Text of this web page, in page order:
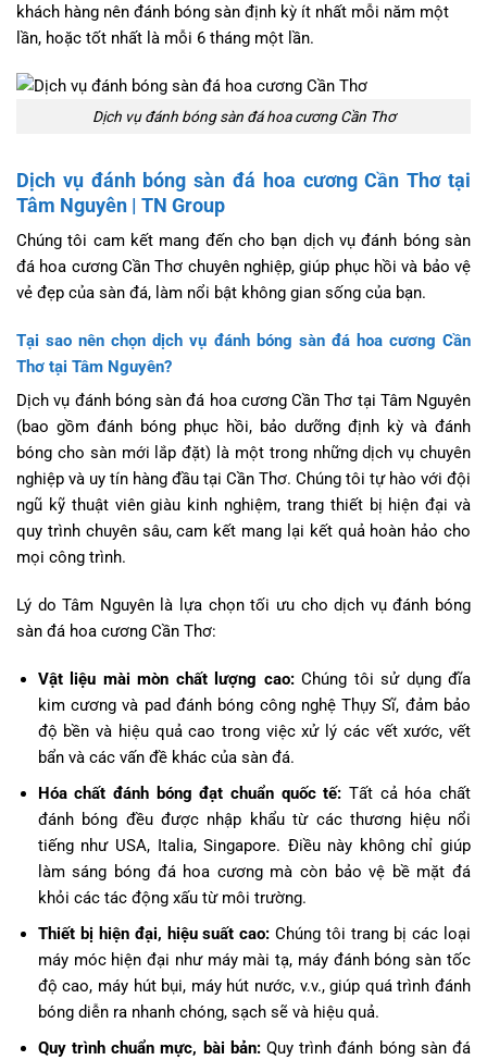
khách hàng nên đánh bóng sàn định kỳ ít nhất mỗi năm một
lần, hoặc tốt nhất là mỗi 6 tháng một lần.
Dịch vụ đánh bóng sàn đá hoa cương Cần Thơ
Dịch vụ đánh bóng sàn đá hoa cương Cần Thơ tại
Tâm Nguyên | TN Group
Chúng tôi cam kết mang đến cho bạn dịch vụ đánh bóng sàn
đá hoa cương Cần Thơ chuyên nghiệp, giúp phục hồi và bảo vệ
vẻ đẹp của sàn đá, làm nổi bật không gian sống của bạn.
Tại sao nên chọn dịch vụ đánh bóng sàn đá hoa cương Cần
Thơ tại Tâm Nguyên?
Dịch vụ đánh bóng sàn đá hoa cương Cần Thơ tại Tâm Nguyên
(bao gồm đánh bóng phục hồi, bảo dưỡng định kỳ và đánh
bóng cho sàn mới lắp đặt) là một trong những dịch vụ chuyên
nghiệp và uy tín hàng đầu tại Cần Thơ. Chúng tôi tự hào với đội
ngũ kỹ thuật viên giàu kinh nghiệm, trang thiết bị hiện đại và
quy trình chuyên sâu, cam kết mang lại kết quả hoàn hảo cho
mọi công trình.
Lý do Tâm Nguyên là lựa chọn tối ưu cho dịch vụ đánh bóng
sàn đá hoa cương Cần Thơ:
Vật liệu mài mòn chất lượng cao:Chúng tôi sử dụng đĩa
kim cương và pad đánh bóng công nghệ Thụy Sĩ, đảm bảo
độ bền và hiệu quả cao trong việc xử lý các vết xước, vết
bẩn và các vấn đề khác của sàn đá.
Hóa chất đánh bóng đạt chuẩn quốc tế: Tất cả hóa chất
đánh bóng đều được nhập khẩu từ các thương hiệu nổi
tiếng như USA, Italia, Singapore. Điều này không chỉ giúp
làm sáng bóng đá hoa cương mà còn bảo vệ bề mặt đá
khỏi các tác động xấu từ môi trường.
Thiết bị hiện đại, hiệu suất cao: Chúng tôi trang bị các loại
máy móc hiện đại như máy mài tạ, máy đánh bóng sàn tốc
độ cao, máy hút bụi, máy hút nước, v.v., giúp quá trình đánh
bóng diễn ra nhanh chóng, sạch sẽ và hiệu quả.
Quy trình chuẩn mực, bài bản:Quy trình đánh bóng sàn đá